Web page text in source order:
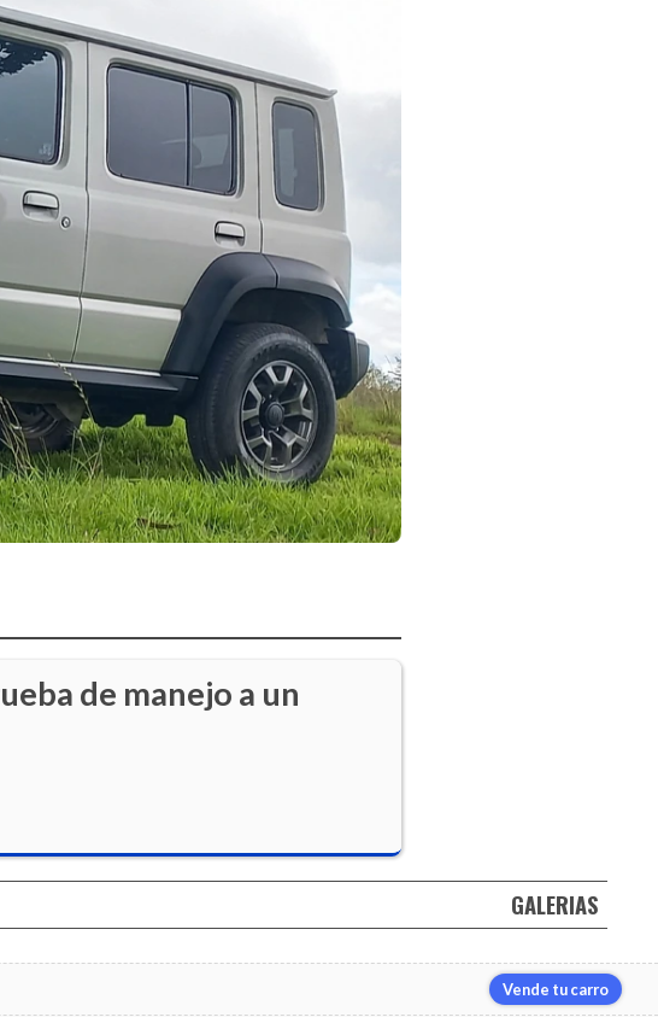
de manejo a un
GALERIAS
Vende tu carro